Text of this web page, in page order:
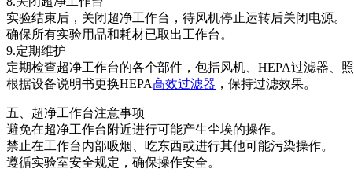
实验结束后，关闭超净工作台，待风机停止运转后关闭电源。
确保所有实验用品和耗材已取出工作台。
9.定期维护
定期检查超净工作台的各个部件，包括风机、HEPA过滤器、照
根据设备说明书更换HEPA高效过滤器 ，保持过滤效果。
五、超净工作台注意事项
避免在超净工作台附近进行可能产生尘埃的操作。
禁止在工作台内部吸烟、吃东西或进行其他可能污染操作。
遵循实验室安全规定，确保操作安全。